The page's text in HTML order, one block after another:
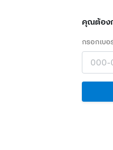
คุณต้อง
กรอกเบอ